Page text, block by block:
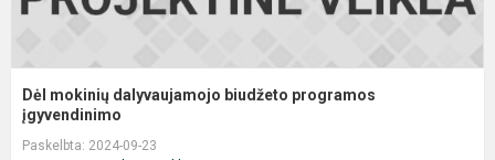
Dėl mokinių dalyvaujamojo biudžeto programos
įgyvendinimo
Paskelbta: 2024-09-23